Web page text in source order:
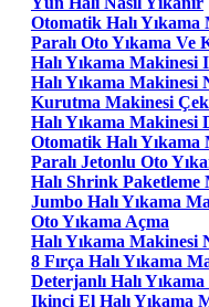
Otomatik Halı Yıkama
Paralı Oto Yıkama Ve
Halı Yıkama Makinesi
Halı Yıkama Makinesi
Kurutma Makinesi
Halı Yıkama Makinesi
Otomatik Halı Yıkama
Paralı Jetonlu Oto
Halı Shrink Paketleme
Jumbo Halı Yıkama
Oto Yıkama Açma
Halı Yıkama Makinesi
8 Fırça Halı Yıkama
Deterjanlı Halı
Ikinci El Halı Yıkama